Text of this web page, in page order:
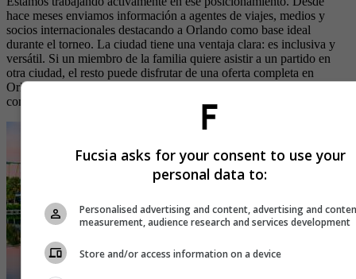
hace meses enviamos información a agentes de viajes, medios y
socios internacionales destacando a Orlando como base ideal
durante el torneo. La ciudad tiene una ventaja clara: es inclusiva y
versátil. Si un miembro de la familia quiere asistir a un partido en
otra ciudad, el resto puede disfrutar de una oferta completa en
Orlando. Es un destino que funciona tanto para el fanático del fútbol
como para quienes buscan cultura, gastronomía o entretenimiento.
Fucsia asks for your consent to use your
personal data to:
Personalised advertising and content, advertising and
measurement, audience research and services development
Store and/or access information on a device